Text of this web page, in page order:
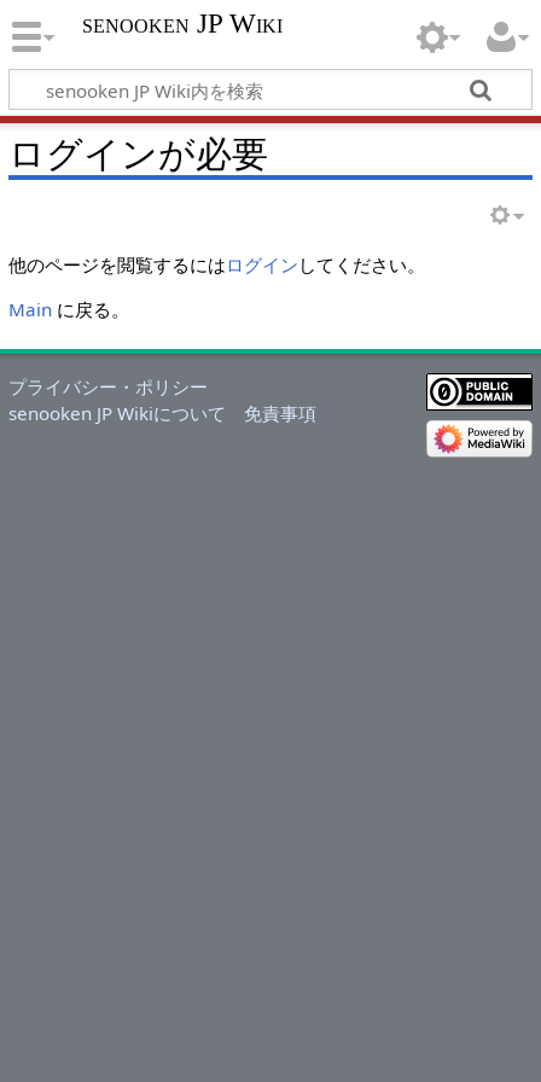
senooken JP Wiki
ログインが必要
他のページを閲覧するにはログイン してください。
Mainに戻る。
プライバシー・ポリシー
senooken JP Wikiについて
免責事項